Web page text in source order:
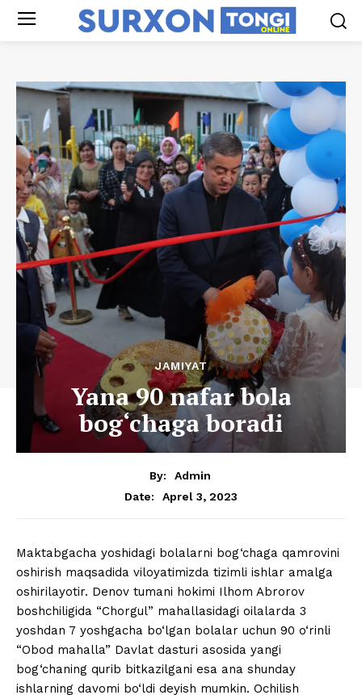
JAMIYAT
Yana 90 nafar bola
bog‘chaga boradi
By:
Admin
Date:
Aprel 3, 2023
Maktabgacha yoshidagi bolalarni bog‘chaga qamrovini
oshirish maqsadida viloyatimizda tizimli ishlar amalga
oshirilayotir. Denov tumani hokimi Ilhom Abrorov
boshchiligida “Chorgul” mahallasidagi oilalarda 3
yoshdan 7 yoshgacha bo‘lgan bolalar uchun 90 o‘rinli
“Obod mahalla” Davlat dasturi asosida yangi
bog‘chaning qurib bitkazilgani esa ana shunday
ishlarning davomi bo‘ldi deyish mumkin. Ochilish